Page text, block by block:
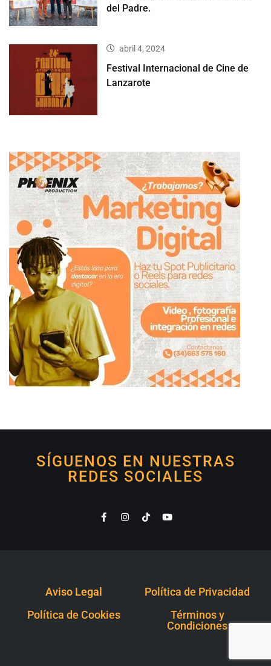
del Padre.
abril 4, 2024
Festival Internacional de Cine de
Lanzarote
SÍGUENOS EN NUESTRAS
REDES SOCIALES
Aviso Legal
Política de Privacidad
Política de Cookies
Términos y
Condiciones